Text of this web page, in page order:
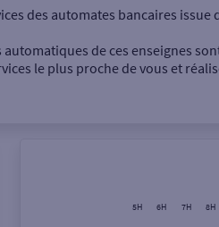
des automates bancaires
de ces enseignes
le plus proche de vous et
5H 6H 7H 8H